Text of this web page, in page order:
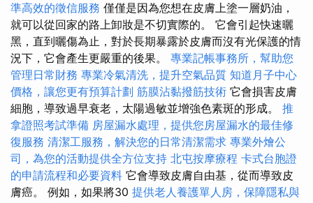
準高效的徵信服務 僅僅是因為您想在皮膚上塗一層奶油，
就可以從回家的路上卸妝是不切實際的。 它會引起快速曬
黑，直到曬傷為止，對於長期暴露於皮膚而沒有光保護的情
況下，它會產生更嚴重的後果。 專業記帳事務所，幫助您
管理日常財務 專業冷氣清洗，提升空氣品質 知道月子中心
價格，讓您更有預算計劃 筋膜沾黏撥筋技術 它會損害皮膚
細胞，導致過早衰老，太陽過敏並增強色素斑的形成。 推
拿證照考試準備 房屋漏水處理，提供您房屋漏水的最佳修
復服務 清潔工服務，解決您的日常清潔需求 專業外燴公
司，為您的活動提供全方位支持 北屯按摩療程 卡式台胞證
的申請流程和必要資料 它會導致皮膚自由基，從而導致皮
膚癌。 例如，如果將30 提供老人養護單人房，保障隱私與